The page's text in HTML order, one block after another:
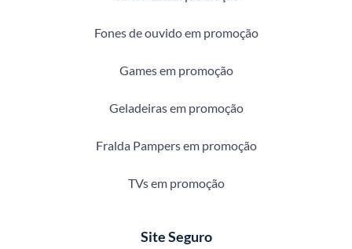
Fones de ouvido em promoção
Games em promoção
Geladeiras em promoção
Fralda Pampers em promoção
TVs em promoção
Site Seguro